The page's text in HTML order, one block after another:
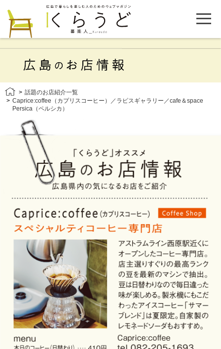
話題のお店紹介一覧
Caprice:coffee（カプリスコーヒー）／ラピスギャラリー／cafe＆space
Persica（ペルシカ）